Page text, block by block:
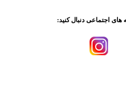
اجتماعی دنبال کنید: